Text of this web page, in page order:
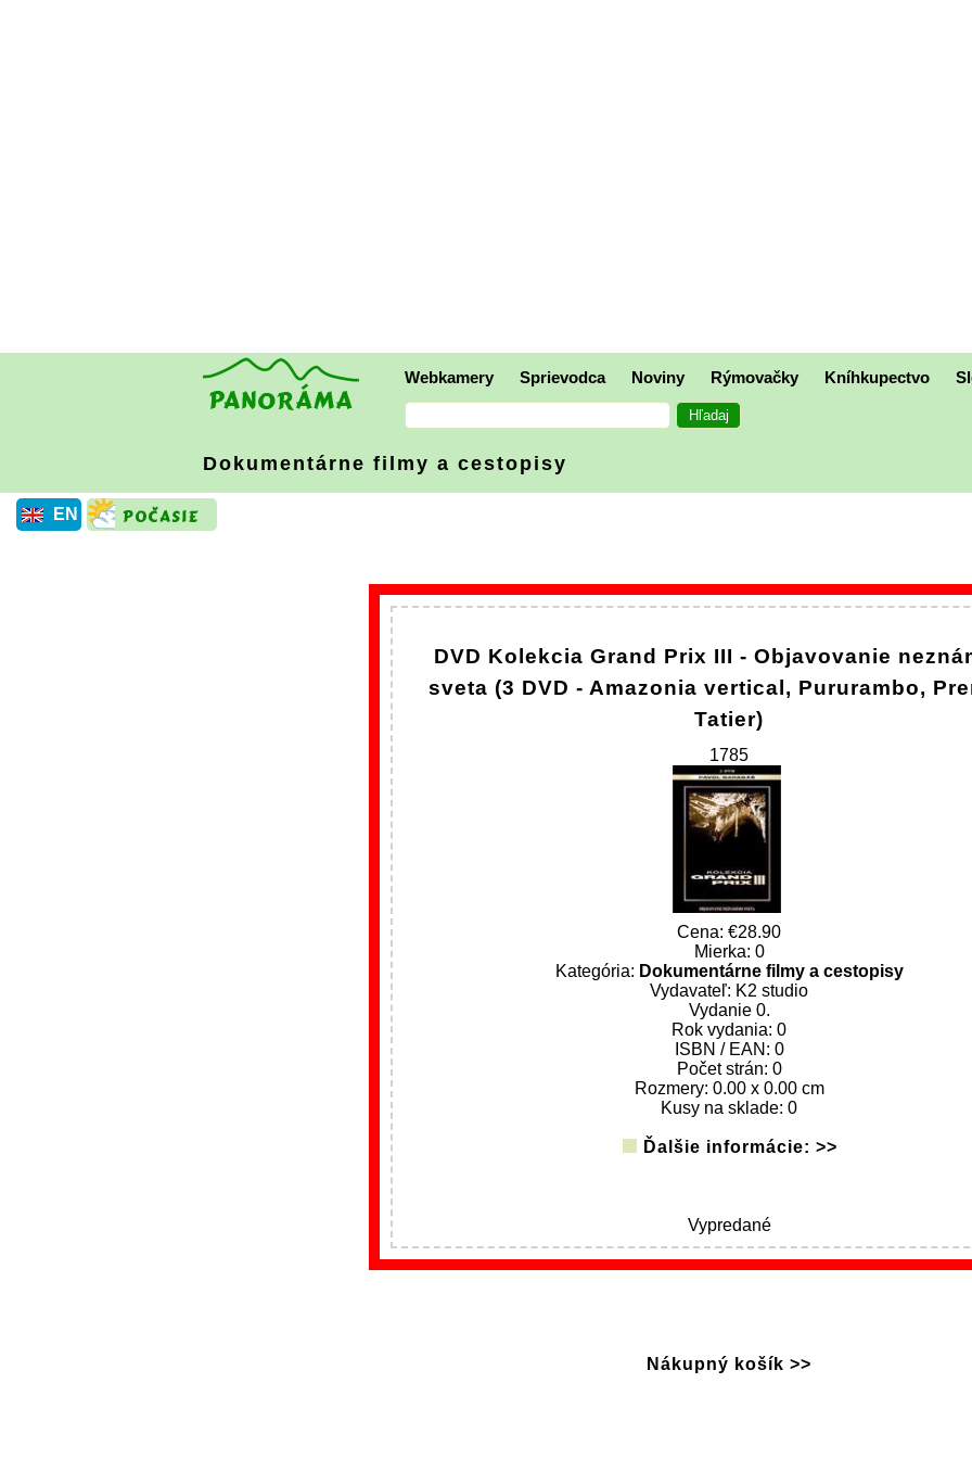
Webkamery Sprievodca Noviny Rýmovačky Kníhkupectvo
Dokumentárne filmy a cestopisy
EN
DVD Kolekcia Grand Prix III - Objavovanie
sveta (3 DVD - Amazonia vertical, Pururambo,
Tatier)
1785
Cena:
28.90
Mierka: 0
Kategória: Dokumentárne filmy a cestopisy
Vydavateľ: K2 studio
Vydanie 0.
Rok vydania: 0
ISBN / EAN: 0
Počet strán: 0
Rozmery: 0.00 x 0.00 cm
Kusy na sklade: 0
Ďalšie informácie: >>
Vypredané
Nákupný košík >>